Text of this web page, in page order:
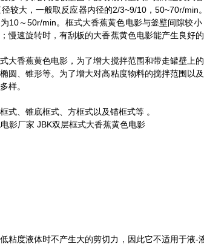
较大，一般取反应器内径的2/3~9/10，50~70r/
10～50r/min。框式大香蕉黄色电影与釜壁间隙较
慢速旋转时，有刮板的大香蕉黄色电影能产生良好
大香蕉黄色电影，为了增大搅拌范围和带走罐壁上
圆、锥形等。为了增大对高粘度物料的搅拌范围以
样。
式、锥底框式、方框式以及锚框式等 。
影厂家 JBK双层框式大香蕉黄色电影
粘度液体时不产生大的剪切力，因此它不适用于液